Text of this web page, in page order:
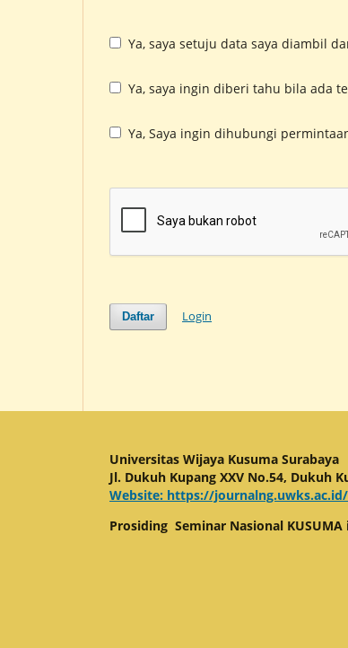
Ya, saya setuju data saya diambil
Ya, saya ingin diberi tahu bila ada
Ya, Saya ingin dihubungi
Daftar Login
Universitas Wijaya Kusuma Surabaya
Jl. Dukuh Kupang XXV No.54, Dukuh
Website: https://
Prosiding Seminar Nasional